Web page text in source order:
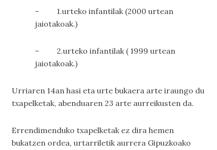
– 1.urteko infantilak (2000 urtean
jaiotakoak.)
– 2.urteko infantilak ( 1999 urtean
jaiotakoak.)
Urriaren 14an hasi eta urte bukaera arte iraungo du
txapelketak, abenduaren 23 arte aurreikusten da.
Errendimenduko txapelketak ez dira hemen
bukatzen ordea, urtarriletik aurrera Gipuzkoako